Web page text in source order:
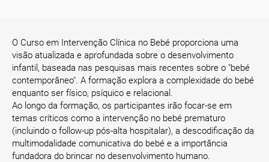
O Curso em Intervenção Clínica no Bebé proporciona uma
visão atualizada e aprofundada sobre o desenvolvimento
infantil, baseada nas pesquisas mais recentes sobre o "bebé
contemporâneo". A formação explora a complexidade do bebé
enquanto ser físico, psíquico e relacional.
Ao longo da formação, os participantes irão focar-se em
temas críticos como a intervenção no bebé prematuro
(incluindo o follow-up pós-alta hospitalar), a descodificação da
multimodalidade comunicativa do bebé e a importância
fundadora do brincar no desenvolvimento humano.